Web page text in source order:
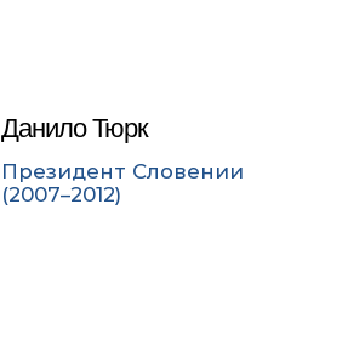
Данило Тюрк
Президент Словении
(2007–2012)